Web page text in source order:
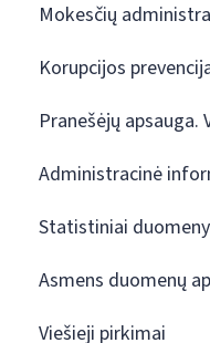
Mokesčių
Korupcijos
Pranešėjų apsauga.
Administracinė
Statistiniai
Asmens duomenų
Viešieji pirkimai